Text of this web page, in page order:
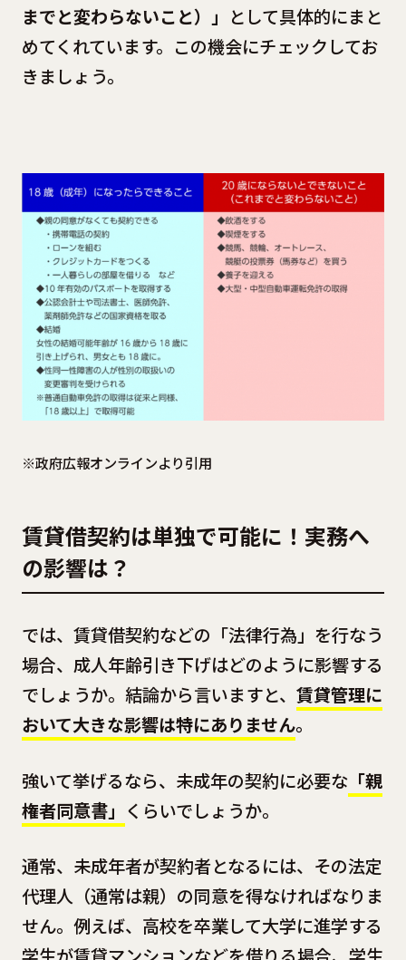
までと変わらないこと）」 として具体的にまと
めてくれています。この機会にチェックしてお
きましょう。
※政府広報オンラインより引用
賃貸借契約は単独で可能に！実務へ
の影響は？
では、賃貸借契約などの「法律行為」を行なう
場合、成人年齢引き下げはどのように影響する
でしょうか。結論から言いますと、 賃貸管理に
おいて大きな影響は特にありません。
強いて挙げるなら、未成年の契約に必要な「親
権者同意書」 くらいでしょうか。
通常、未成年者が契約者となるには、その法定
代理人（通常は親）の同意を得なければなりま
せん。例えば、高校を卒業して大学に進学する